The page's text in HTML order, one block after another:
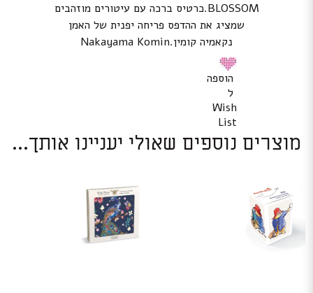
BLOSSOM.כרטיס ברכה עם עיטורים מוזהבים
שמציג את ההדפס פריחה יפנית של האמן
נקאמיה קומין.Nakayama Komin
הוספה
ל
Wish
List
מוצרים נוספים שאולי יעניינו אותך...